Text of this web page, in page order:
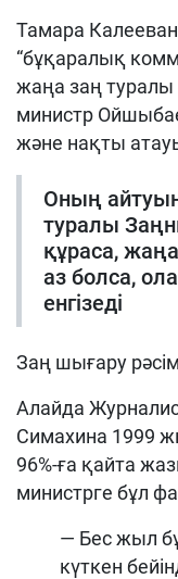
Тамара
“бұқаралық
жаңа заң туралы
министр
және нақты
Оның
туралы
құраса,
аз болса,
енгізеді
Заң шығару
Алайда
Симахина 1999
96%-ға қайта
министрге бұл
— Бес жыл
күткен